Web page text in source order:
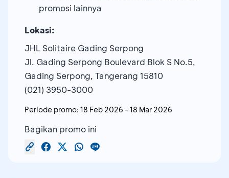
promosi lainnya
Lokasi:
JHL Solitaire Gading Serpong
Jl. Gading Serpong Boulevard Blok S No.5,
Gading Serpong, Tangerang 15810
(021) 3950-3000
Periode promo: 18 Feb 2026 - 18 Mar 2026
Bagikan promo ini